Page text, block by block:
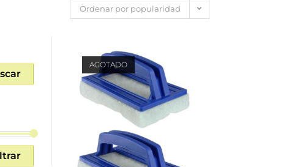
Ordenar por popularidad
AGOTADO